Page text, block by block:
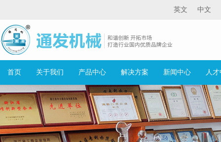
中文
英文
首页 关于我们 产品中心 解决方案 新闻中心 人